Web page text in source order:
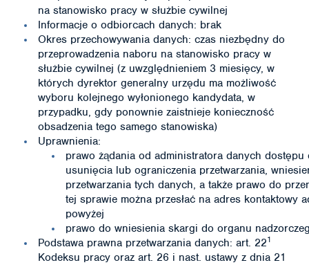
na stanowisko pracy w służbie cywilnej
Informacje o odbiorcach danych: brak
Okres przechowywania danych: czas niezbędny do
przeprowadzenia naboru na stanowisko pracy w
służbie cywilnej (z uwzględnieniem 3 miesięcy, w
których dyrektor generalny urzędu ma możliwość
wyboru kolejnego wyłonionego kandydata, w
przypadku, gdy ponownie zaistnieje konieczność
obsadzenia tego samego stanowiska)
Uprawnienia:
prawo żądania od administratora danych
usunięcia lub ograniczenia przetwarzania,
przetwarzania tych danych, a także prawo do
tej sprawie można przesłać na adres kontaktowy
powyżej
prawo do wniesienia skargi do organu
Podstawa prawna przetwarzania danych: art. 221
Kodeksu pracy oraz art. 26 i nast. ustawy z dnia 21